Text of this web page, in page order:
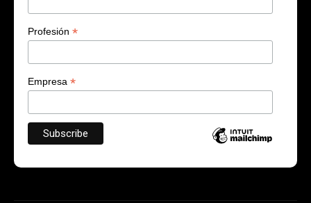
Profesión *
Empresa *